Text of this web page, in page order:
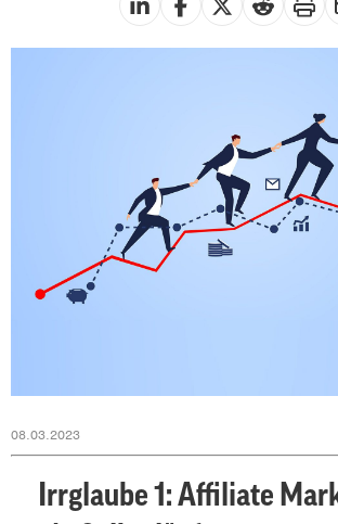
08.03.2023
Irrglaube 1: Affiliate